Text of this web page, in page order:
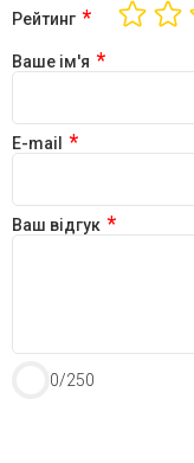
Рейтинг *
Ваше ім'я *
E-mail *
Ваш відгук *
0/250